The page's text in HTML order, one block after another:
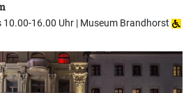
10.00-16.00 Uhr | Museum Brandhorst